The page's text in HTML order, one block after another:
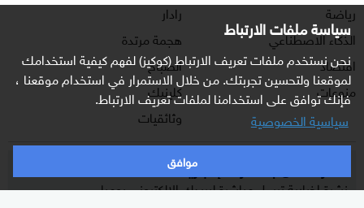
سياسة ملفات الارتباط
نحن نستخدم ملفات تعريف الارتباط (كوكيز) لفهم كيفية استخدامك
لموقعنا ولتحسين تجربتك. من خلال الاستمرار في استخدام موقعنا ،
فإنك توافق على استخدامنا لملفات تعريف الارتباط.
سياسية الخصوصية
موافق
رياضة
الذكاء الاصطناعي
اقتصاد
منوعات
رادار
هجمة مرتدة
الصباح
كلينيك
وثائقيات
اشترك الآن بالنشرة الإخبارية
نشرة إخبارية ترسل مباشرة لبريدك الإلكتروني يوميا